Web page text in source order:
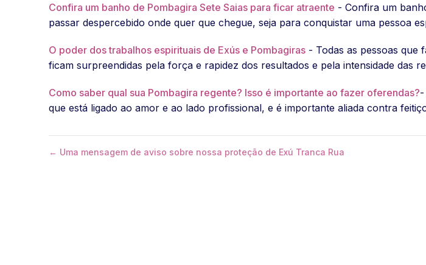
Confira um banho de Pombagira Sete Saias para ficar atraente - Confira um
passar despercebido onde quer que chegue, seja para conquistar uma pessoa
O poder dos trabalhos espirituais de Exús e Pombagiras - Todas as pessoas que
ficam surpreendidas pela força e rapidez dos resultados e pela intensidade das
Como saber qual sua Pombagira regente? Isso é importante ao fazer oferendas?-
que está ligado ao amor e ao lado profissional, e é importante aliada contra
← Uma mensagem de aviso sobre nossa proteção de Exú Tranca Rua